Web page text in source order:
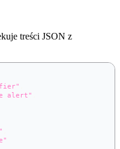
treści JSON z
alert"